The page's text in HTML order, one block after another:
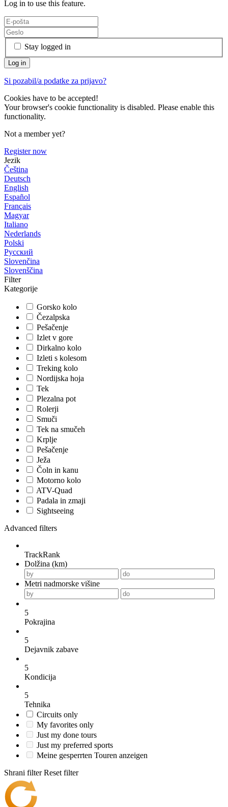
Log in to use this feature.
Stay logged in
Si pozabil/a podatke za prijavo?
Cookies have to be accepted!
Your browser's cookie functionality is disabled. Please enable this
functionality.
Not a member yet?
Register now
Jezik
Čeština
Deutsch
English
Español
Français
Magyar
Italiano
Nederlands
Polski
Русский
Slovenčina
Slovenščina
Filter
Kategorije
Gorsko kolo
Čezalpska
Pešačenje
Izlet v gore
Dirkalno kolo
Izleti s kolesom
Treking kolo
Nordijska hoja
Tek
Plezalna pot
Rolerji
Smuči
Tek na smučeh
Krplje
Pešačenje
Ježa
Čoln in kanu
Motorno kolo
ATV-Quad
Padala in zmaji
Sightseeing
Advanced filters
TrackRank
Dolžina (km)
Metri nadmorske višine
5
Pokrajina
5
Dejavnik zabave
5
Kondicija
5
Tehnika
Circuits only
My favorites only
Just my done tours
Just my preferred sports
Meine gesperrten Touren anzeigen
Shrani filter Reset filter